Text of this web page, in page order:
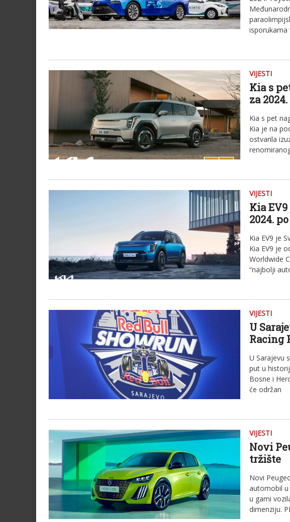
isporukama
VIJESTI
Kia s
za
Kia s pet
Kia je na
ostvarila
VIJESTI
Kia
2024.
Kia EV9 je
Kia EV9 je
Worldwide
“najbolji
VIJESTI
U
Racing
U Sarajevu
put u
Bosne i
će održan
VIJESTI
Novi
tržište
Novi
automobil u
u gami
dimenziju.